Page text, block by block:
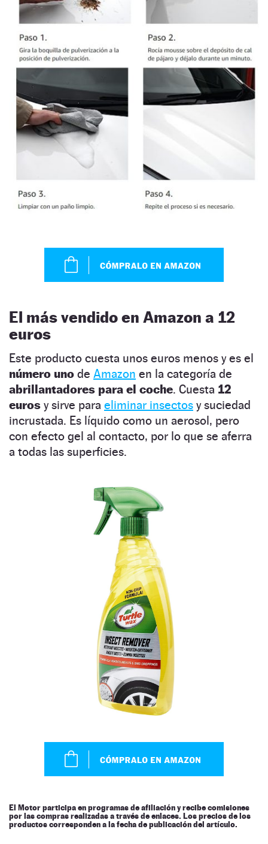
El más vendido en Amazon a 12
euros
Este producto cuesta unos euros menos y es el
número uno de Amazon en la categoría de
abrillantadores para el coche. Cuesta 12
euros y sirve para eliminar insectos y suciedad
incrustada. Es líquido como un aerosol, pero
con efecto gel al contacto, por lo que se aferra
a todas las superficies.
El Motor participa en programas de afiliación y recibe comisiones
por las compras realizadas a través de enlaces. Los precios de los
productos corresponden a la fecha de publicación del artículo.